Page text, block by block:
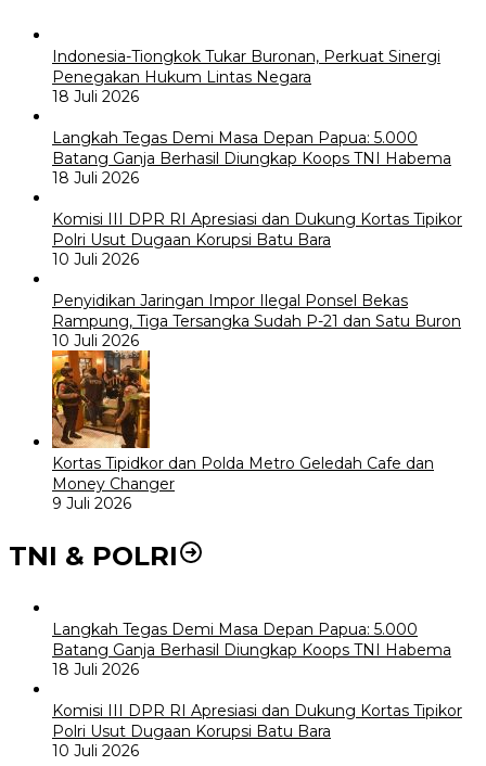
Indonesia-Tiongkok Tukar Buronan, Perkuat Sinergi
Penegakan Hukum Lintas Negara
18 Juli 2026
Langkah Tegas Demi Masa Depan Papua: 5.000
Batang Ganja Berhasil Diungkap Koops TNI Habema
18 Juli 2026
Komisi III DPR RI Apresiasi dan Dukung Kortas Tipikor
Polri Usut Dugaan Korupsi Batu Bara
10 Juli 2026
Penyidikan Jaringan Impor Ilegal Ponsel Bekas
Rampung, Tiga Tersangka Sudah P-21 dan Satu Buron
10 Juli 2026
Kortas Tipidkor dan Polda Metro Geledah Cafe dan
Money Changer
9 Juli 2026
TNI & POLRI
Langkah Tegas Demi Masa Depan Papua: 5.000
Batang Ganja Berhasil Diungkap Koops TNI Habema
18 Juli 2026
Komisi III DPR RI Apresiasi dan Dukung Kortas Tipikor
Polri Usut Dugaan Korupsi Batu Bara
10 Juli 2026